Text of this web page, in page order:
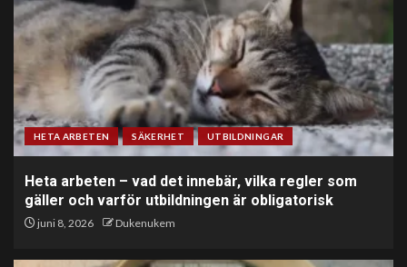
HETA ARBETEN SÄKERHET UTBILDNINGAR
Heta arbeten – vad det innebär, vilka regler som
gäller och varför utbildningen är obligatorisk
juni 8, 2026 Dukenukem